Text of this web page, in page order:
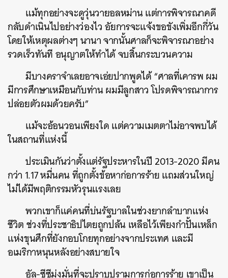
แม้ทุกอย่างจะดูวุ่นวายอลหม่าน แต่การพิจารณาคดี
กลับดำเนินไปอย่างว่องไว อัยการจะแจ้งขอขังเพิ่มอีกกี่วัน
โดยให้เหตุผลต่างๆ นานา จากนั้นศาลก็จะพิจารณาอย่าง
รวดเร็วทันที อนุญาตให้ทำได้ จบสิ้นกระบวนความ
มีบางคราจำเลยอาจเอ่ยปากพูดได้ “ศาลที่เคารพ ผม
มีการศึกษาเหมือนกับท่าน ผมมีลูกสาว โปรดพิจารณาการ
ปล่อยตัวผมด้วยครับ”
แม้จะอ้อนวอนเพียงใด แต่ความเมตตาไม่อาจพบได้
ในสถานที่แห่งนี้
ประเมินกันว่าตั้งแต่รัฐประหารในปี 2013-2020 มีคน
กว่า 1.17 หมื่นคน ที่ถูกตั้งข้อหาก่อการร้าย แถมส่วนใหญ่
ไม่ได้มีพฤติกรรมหัวรุนแรงเลย
พวกเขาก็แค่คนที่บ่นรัฐบาลในช่วงยากลำบากแห่ง
ชีวิต ช่วงที่ประชาธิปไตยถูกปล้น เหลือไว้เพียงกำปั้นเหล็ก
แห่งขุนศึกที่ยังกอบโกยทุกอย่างจากประเทศ และมี
อเมริกาหนุนหลังอย่างสบายใจ
อัล-ซีซีมุ่งมั่นที่จะปราบปรามการก่อการร้าย เขาเป็น